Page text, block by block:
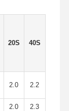
20S 40S
2.0 2.2
2.0 2.3